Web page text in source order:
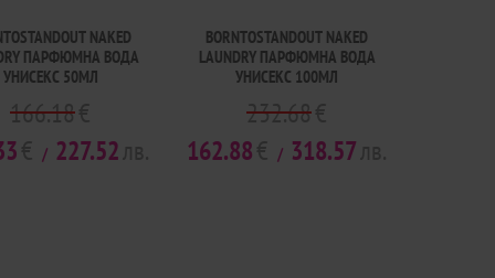
NAKED
ПАРФЮМНА ВОДА
УНИСЕКС 50МЛ
166.18
/ 227.52
BORNTOSTANDOUT NAKED
LAUNDRY ПАРФЮМНА ВОДА
УНИСЕКС 100МЛ
232.68
162.88
/ 318.57